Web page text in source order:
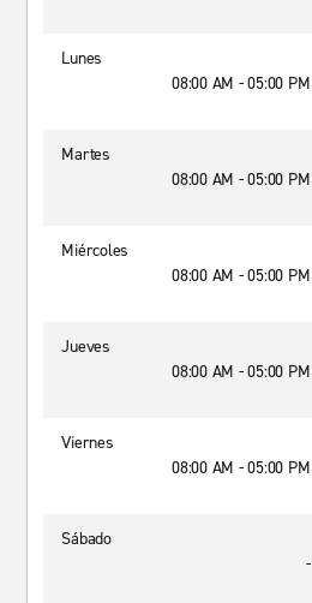
Lunes
08:00 AM - 05:00 PM
Martes
08:00 AM - 05:00 PM
Miércoles
08:00 AM - 05:00 PM
Jueves
08:00 AM - 05:00 PM
Viernes
08:00 AM - 05:00 PM
Sábado
-